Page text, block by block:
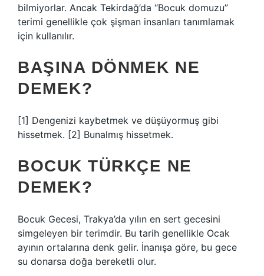
bilmiyorlar. Ancak Tekirdağ’da “Bocuk domuzu”
terimi genellikle çok şişman insanları tanımlamak
için kullanılır.
BAŞINA DÖNMEK NE
DEMEK?
[1] Dengenizi kaybetmek ve düşüyormuş gibi
hissetmek. [2] Bunalmış hissetmek.
BOCUK TÜRKÇE NE
DEMEK?
Bocuk Gecesi, Trakya’da yılın en sert gecesini
simgeleyen bir terimdir. Bu tarih genellikle Ocak
ayının ortalarına denk gelir. İnanışa göre, bu gece
su donarsa doğa bereketli olur.